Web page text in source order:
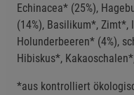
Echinacea* (25%),
(14%), Basilikum*, Zimt*,
Holunderbeeren* (4%),
Hibiskus*,
*aus kontrolliert